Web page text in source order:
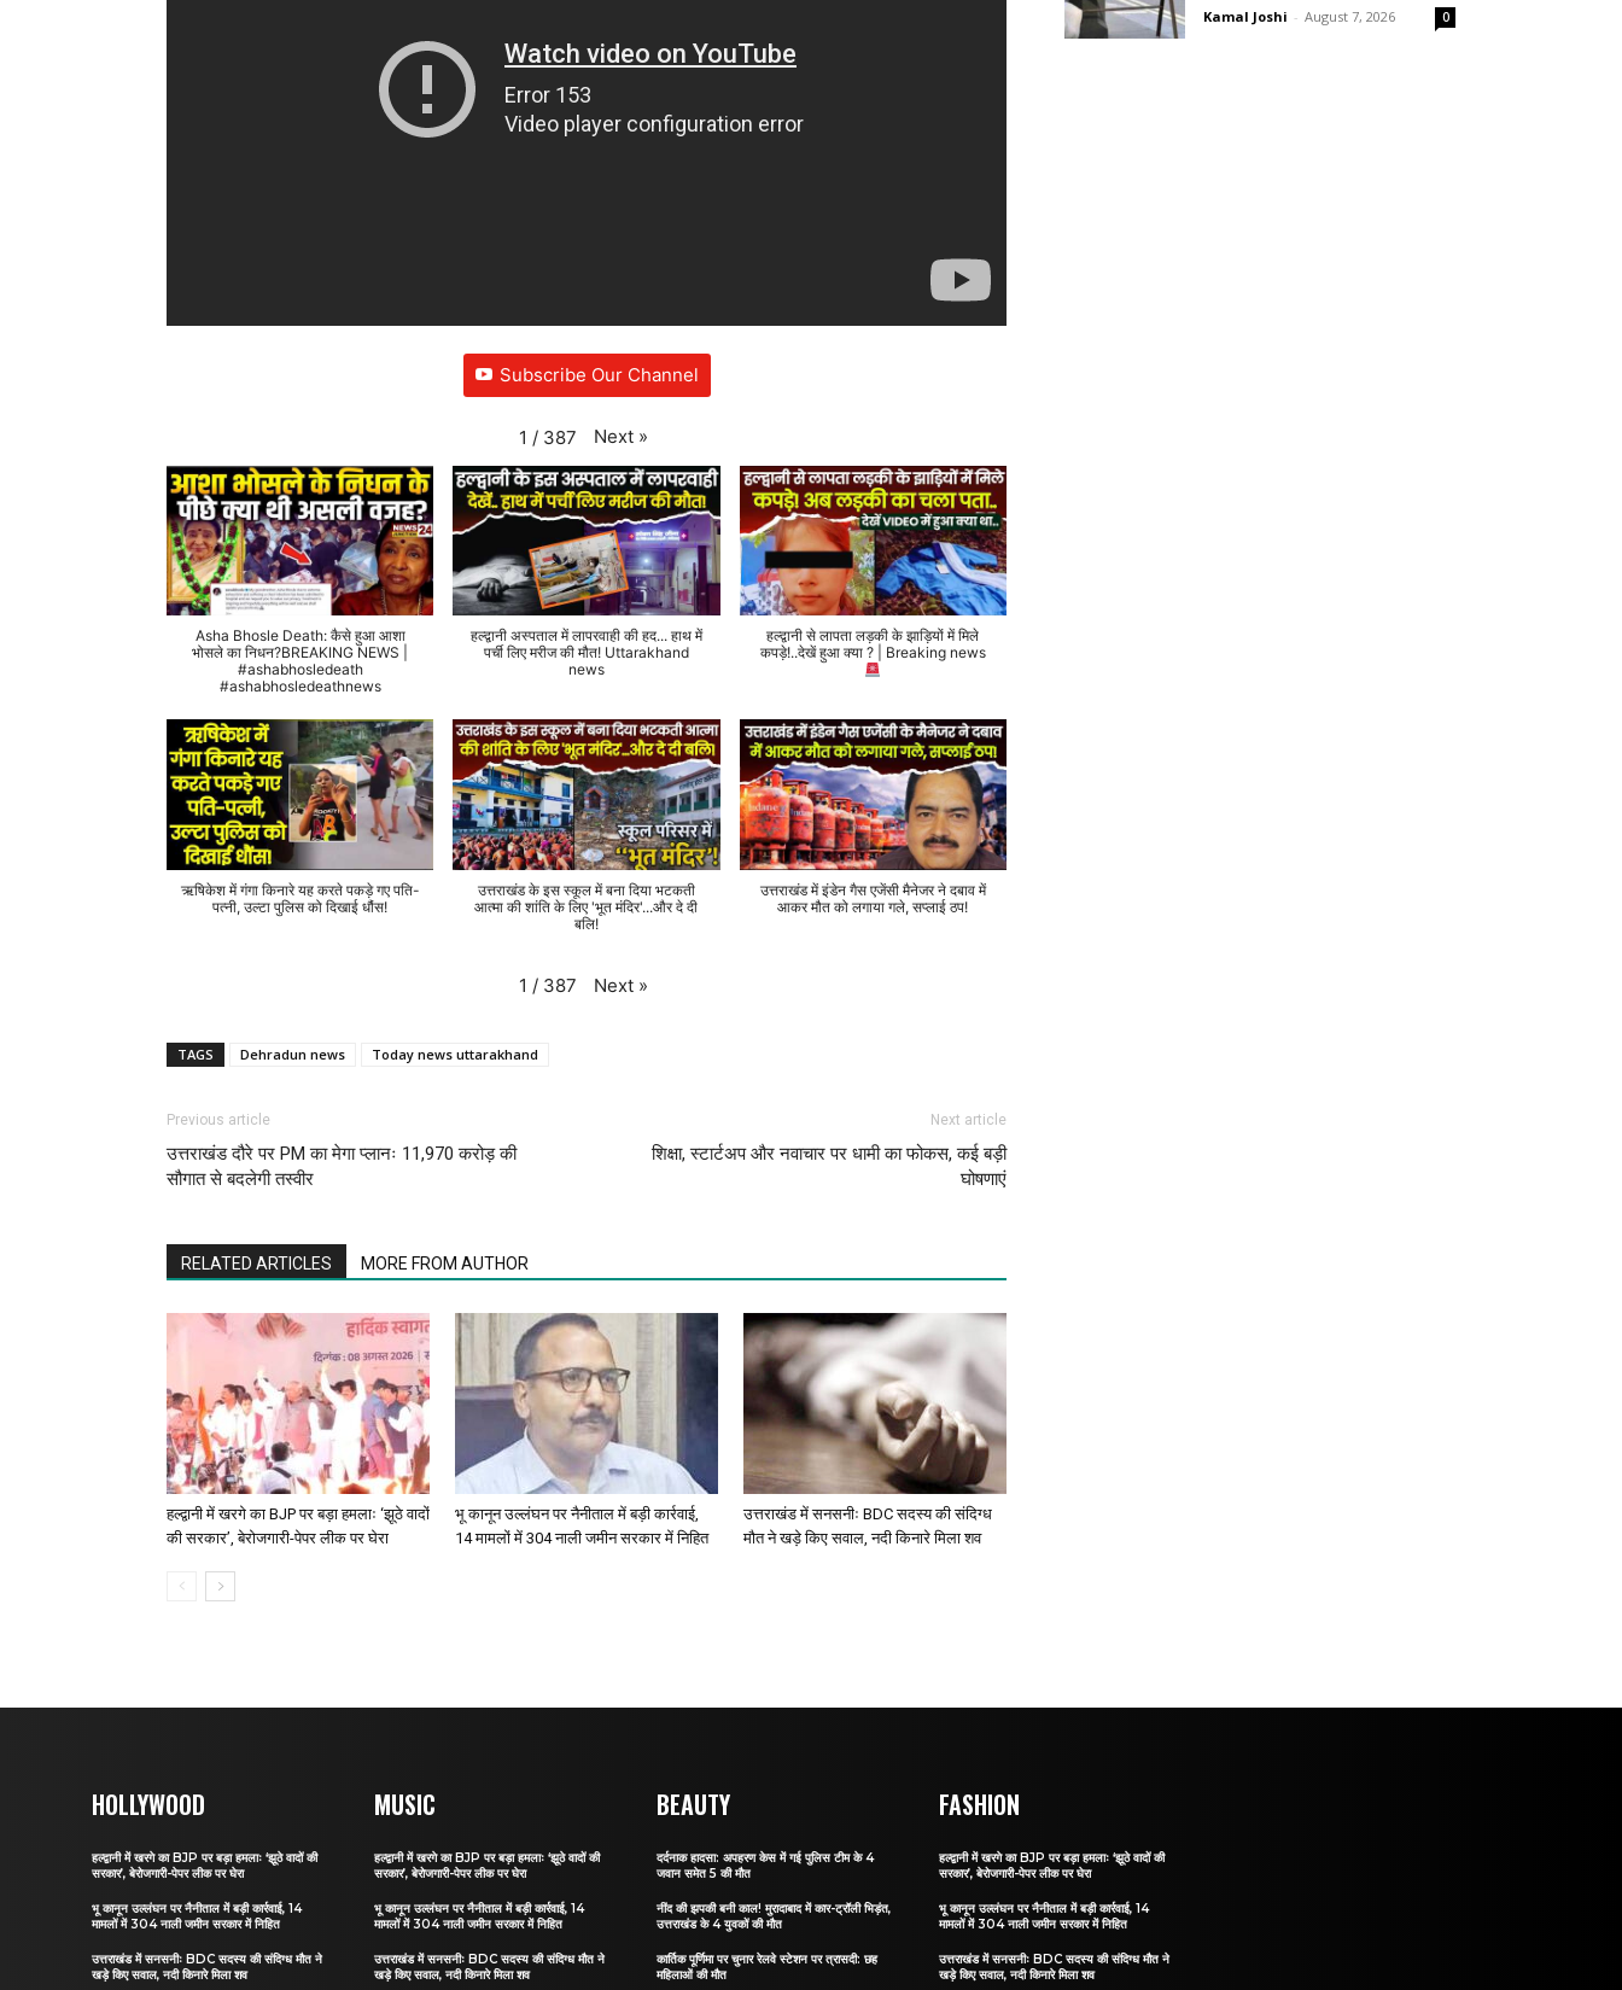
Subscribe Our Channel
1 / 387 Next »
Asha Bhosle Death: कैसे हुआ आशा
भोसले का निधन?BREAKING NEWS |
#ashabhosledeath
#ashabhosledeathnews
हल्द्वानी अस्पताल में लापरवाही की हद... हाथ में
पर्ची लिए मरीज की मौत! Uttarakhand
news
हल्द्वानी से लापता लड़की के झाड़ियों में मिले
कपड़े!..देखें हुआ क्या ? | Breaking news
ऋषिकेश में गंगा किनारे यह करते पकड़े गए पति-
पत्नी, उल्टा पुलिस को दिखाई धौंस!
उत्तराखंड के इस स्कूल में बना दिया भटकती
आत्मा की शांति के लिए 'भूत मंदिर'...और दे दी
बलि!
उत्तराखंड में इंडेन गैस एजेंसी मैनेजर ने दबाव में
आकर मौत को लगाया गले, सप्लाई ठप!
1 / 387 Next »
TAGS Dehradun news Today news uttarakhand
Previous article
उत्तराखंड दौरे पर PM का मेगा प्लानः 11,970 करोड़ की
सौगात से बदलेगी तस्वीर
Next article
शिक्षा, स्टार्टअप और नवाचार पर धामी का फोकस, कई बड़ी
घोषणाएं
RELATED ARTICLES MORE FROM AUTHOR
हल्द्वानी में खरगे का BJP पर बड़ा हमलाः ‘झूठे वादों
की सरकार’, बेरोजगारी-पेपर लीक पर घेरा
भू कानून उल्लंघन पर नैनीताल में बड़ी कार्रवाई,
14 मामलों में 304 नाली जमीन सरकार में निहित
उत्तराखंड में सनसनीः BDC सदस्य की संदिग्ध
मौत ने खड़े किए सवाल, नदी किनारे मिला शव
Kamal Joshi - August 7, 2026 0
HOLLYWOOD
हल्द्वानी में खरगे का BJP पर बड़ा हमलाः ‘झूठे वादों की
सरकार’, बेरोजगारी-पेपर लीक पर घेरा
भू कानून उल्लंघन पर नैनीताल में बड़ी कार्रवाई, 14
मामलों में 304 नाली जमीन सरकार में निहित
उत्तराखंड में सनसनीः BDC सदस्य की संदिग्ध मौत ने
खड़े किए सवाल, नदी किनारे मिला शव
MUSIC
हल्द्वानी में खरगे का BJP पर बड़ा हमलाः ‘झूठे वादों की
सरकार’, बेरोजगारी-पेपर लीक पर घेरा
भू कानून उल्लंघन पर नैनीताल में बड़ी कार्रवाई, 14
मामलों में 304 नाली जमीन सरकार में निहित
उत्तराखंड में सनसनीः BDC सदस्य की संदिग्ध मौत ने
खड़े किए सवाल, नदी किनारे मिला शव
BEAUTY
दर्दनाक हादसा: अपहरण केस में गई पुलिस टीम के 4
जवान समेत 5 की मौत
नींद की झपकी बनी काल! मुरादाबाद में कार-ट्रॉली भिड़ंत,
उत्तराखंड के 4 युवकों की मौत
कार्तिक पूर्णिमा पर चुनार रेलवे स्टेशन पर त्रासदी: छह
महिलाओं की मौत
FASHION
हल्द्वानी में खरगे का BJP पर बड़ा हमलाः ‘झूठे वादों की
सरकार’, बेरोजगारी-पेपर लीक पर घेरा
भू कानून उल्लंघन पर नैनीताल में बड़ी कार्रवाई, 14
मामलों में 304 नाली जमीन सरकार में निहित
उत्तराखंड में सनसनीः BDC सदस्य की संदिग्ध मौत ने
खड़े किए सवाल, नदी किनारे मिला शव